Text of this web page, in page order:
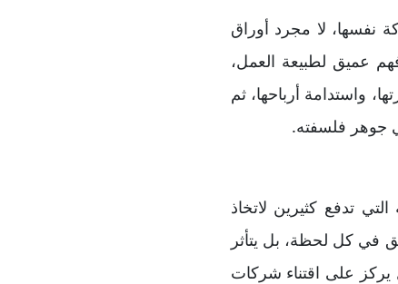
نفسها، لا مجرد أوراق
عميق لطبيعة العمل،
واستدامة أرباحها، ثم
جوهر فلسفته.
تدفع كثيرين لاتخاذ
في كل لحظة، بل يتأثر
يركز على اقتناء شركات